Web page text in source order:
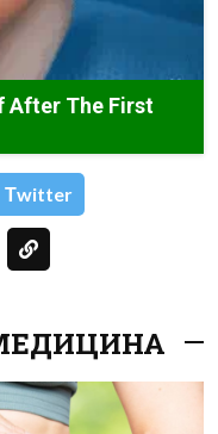
After The First
Тwitter